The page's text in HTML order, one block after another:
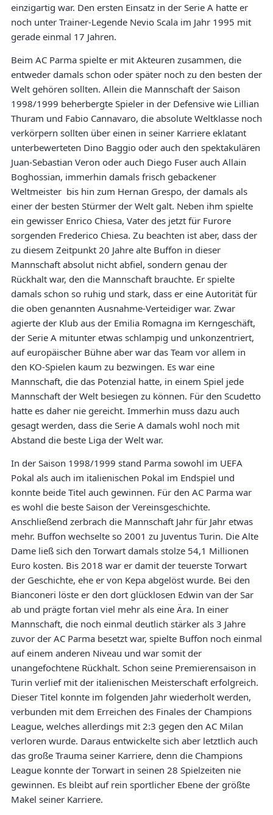
einzigartig war. Den ersten Einsatz in der Serie A hatte er
noch unter Trainer-Legende Nevio Scala im Jahr 1995 mit
gerade einmal 17 Jahren.
Beim AC Parma spielte er mit Akteuren zusammen, die
entweder damals schon oder später noch zu den besten der
Welt gehören sollten. Allein die Mannschaft der Saison
1998/1999 beherbergte Spieler in der Defensive wie Lillian
Thuram und Fabio Cannavaro, die absolute Weltklasse noch
verkörpern sollten über einen in seiner Karriere eklatant
unterbewerteten Dino Baggio oder auch den spektakulären
Juan-Sebastian Veron oder auch Diego Fuser auch Allain
Boghossian, immerhin damals frisch gebackener
Weltmeister bis hin zum Hernan Grespo, der damals als
einer der besten Stürmer der Welt galt. Neben ihm spielte
ein gewisser Enrico Chiesa, Vater des jetzt für Furore
sorgenden Frederico Chiesa. Zu beachten ist aber, dass der
zu diesem Zeitpunkt 20 Jahre alte Buffon in dieser
Mannschaft absolut nicht abfiel, sondern genau der
Rückhalt war, den die Mannschaft brauchte. Er spielte
damals schon so ruhig und stark, dass er eine Autorität für
die oben genannten Ausnahme-Verteidiger war. Zwar
agierte der Klub aus der Emilia Romagna im Kerngeschäft,
der Serie A mitunter etwas schlampig und unkonzentriert,
auf europäischer Bühne aber war das Team vor allem in
den KO-Spielen kaum zu bezwingen. Es war eine
Mannschaft, die das Potenzial hatte, in einem Spiel jede
Mannschaft der Welt besiegen zu können. Für den Scudetto
hatte es daher nie gereicht. Immerhin muss dazu auch
gesagt werden, dass die Serie A damals wohl noch mit
Abstand die beste Liga der Welt war.
In der Saison 1998/1999 stand Parma sowohl im UEFA
Pokal als auch im italienischen Pokal im Endspiel und
konnte beide Titel auch gewinnen. Für den AC Parma war
es wohl die beste Saison der Vereinsgeschichte.
Anschließend zerbrach die Mannschaft Jahr für Jahr etwas
mehr. Buffon wechselte so 2001 zu Juventus Turin. Die Alte
Dame ließ sich den Torwart damals stolze 54,1 Millionen
Euro kosten. Bis 2018 war er damit der teuerste Torwart
der Geschichte, ehe er von Kepa abgelöst wurde. Bei den
Bianconeri löste er den dort glücklosen Edwin van der Sar
ab und prägte fortan viel mehr als eine Ära. In einer
Mannschaft, die noch einmal deutlich stärker als 3 Jahre
zuvor der AC Parma besetzt war, spielte Buffon noch einmal
auf einem anderen Niveau und war somit der
unangefochtene Rückhalt. Schon seine Premierensaison in
Turin verlief mit der italienischen Meisterschaft erfolgreich.
Dieser Titel konnte im folgenden Jahr wiederholt werden,
verbunden mit dem Erreichen des Finales der Champions
League, welches allerdings mit 2:3 gegen den AC Milan
verloren wurde. Daraus entwickelte sich aber letztlich auch
das große Trauma seiner Karriere, denn die Champions
League konnte der Torwart in seinen 28 Spielzeiten nie
gewinnen. Es bleibt auf rein sportlicher Ebene der größte
Makel seiner Karriere.